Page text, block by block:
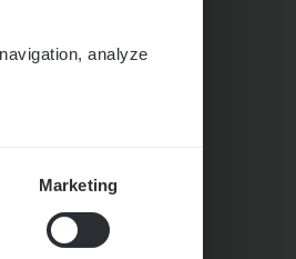
analyze
Marketing